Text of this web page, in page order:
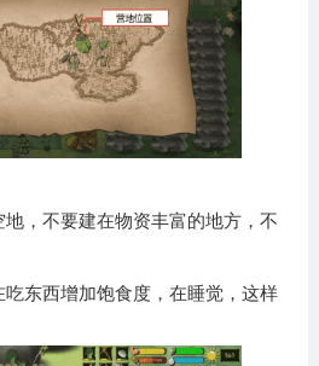
，不要建在物资丰富的地方，不
东西增加饱食度，在睡觉，这样